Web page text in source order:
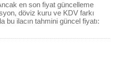
en son fiyat güncelleme
döviz kuru ve KDV farkı
bu ilacın tahmini güncel fiyatı: